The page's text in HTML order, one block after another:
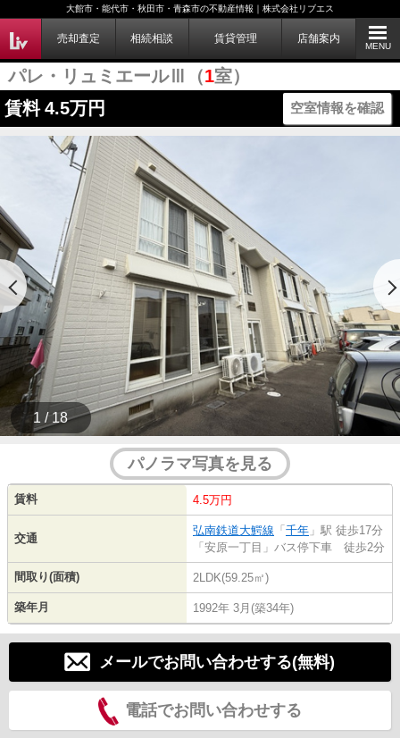
大館市・能代市・秋田市・青森市の不動産情報｜株式会社リブエス
売却査定 相続相談 賃貸管理 店舗案内
MENU
パレ・リュミエールⅢ（1室）
賃料 4.5万円 空室情報を確認
1 / 18
パノラマ写真を見る
賃料 4.5万円
交通
弘南鉄道大鰐線 「 千年 」駅 徒歩17分
「安原一丁目」バス停下車 徒歩2分
間取り(面積) 2LDK(59.25㎡)
築年月 1992年 3月(築34年)
メールでお問い合わせする(無料)
電話でお問い合わせする